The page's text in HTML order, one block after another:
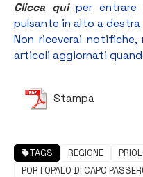
Clicca quiper entrare
pulsante in alto a destra
Non riceverai
articoli aggiornati
Stampa
TAGS REGIONE
PORTOPALO DI CAPO